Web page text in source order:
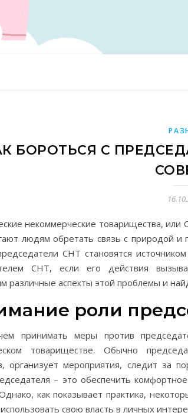
БОРОТЬСЯ С
некоммерческие товарищества,
людям обретать связь с природой и
СНТ становятся
СНТ, если его действия
различные аспекты этой проблемы и
роли
принимать меры против
товариществе. Обычно
организует мероприятия, следит за
– это обеспечить
как показывает практика,
свою власть в личных